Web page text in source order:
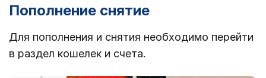
Пополнение снятие
Для пополнения и снятия необходимо перейти
в раздел кошелек и счета.